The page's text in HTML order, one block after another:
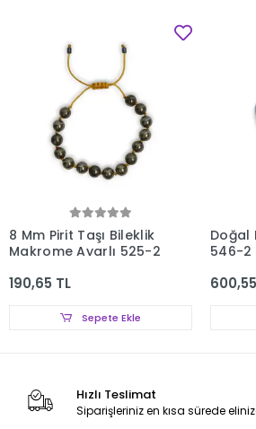
8 Mm Pirit Taşı Bileklik
Makrome Ayarlı 525-2
190,65 TL
Sepete Ekle
Doğal
546-2
Hızlı Teslimat
Siparişleriniz en kısa sürede